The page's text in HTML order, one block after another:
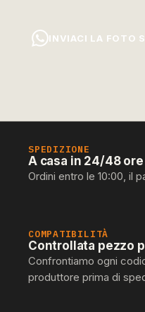
INVIACI LA FOTO
SPEDIZIONE
A casa in 24/48 ore
Ordini entro le 10:00, il
COMPATIBILITÀ
Controllata pezzo
Confrontiamo ogni
produttore prima di